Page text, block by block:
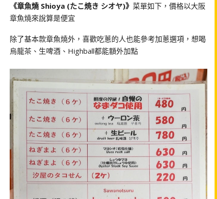
《章魚燒 Shioya (たこ焼き シオヤ)》 菜單如下，價格以大阪
章魚燒來說算是便宜
除了基本款章魚燒外，喜歡吃蔥的人也能參考加蔥選項，想喝
烏龍茶、生啤酒、Highball都能額外加點